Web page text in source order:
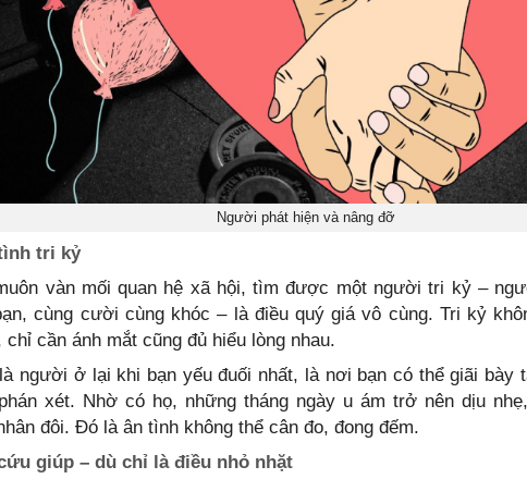
Người phát hiện và nâng đỡ
tri kỷ
vàn mối quan hệ xã hội, tìm được một người tri kỷ –
cùng cười cùng khóc – là điều quý giá vô cùng. Tri kỷ
chỉ cần ánh mắt cũng đủ hiểu lòng nhau.
người ở lại khi bạn yếu đuối nhất, là nơi bạn có thể giãi bày
xét. Nhờ có họ, những tháng ngày u ám trở nên dịu
đôi. Đó là ân tình không thể cân đo, đong đếm.
giúp – dù chỉ là điều nhỏ nhặt